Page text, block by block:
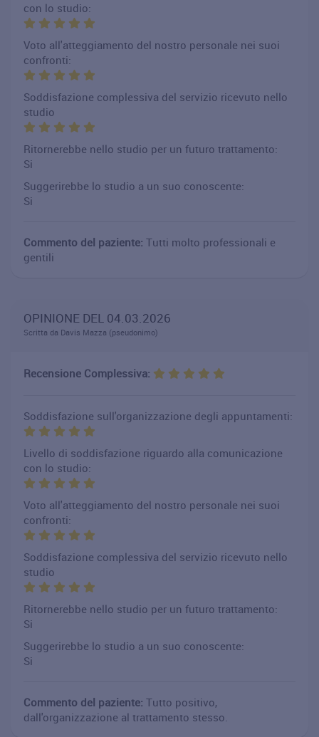
con lo studio:
Voto all'atteggiamento del nostro personale nei suoi
confronti:
Soddisfazione complessiva del servizio ricevuto nello
studio
Ritornerebbe nello studio per un futuro trattamento:
Si
Suggerirebbe lo studio a un suo conoscente:
Si
Commento del paziente: Tutti molto professionali e
gentili
OPINIONE DEL 04.03.2026
Scritta da Davis Mazza (pseudonimo)
Recensione Complessiva:
Soddisfazione sull'organizzazione degli appuntamenti:
Livello di soddisfazione riguardo alla comunicazione
con lo studio:
Voto all'atteggiamento del nostro personale nei suoi
confronti:
Soddisfazione complessiva del servizio ricevuto nello
studio
Ritornerebbe nello studio per un futuro trattamento:
Si
Suggerirebbe lo studio a un suo conoscente:
Si
Commento del paziente: Tutto positivo,
dall'organizzazione al trattamento stesso.